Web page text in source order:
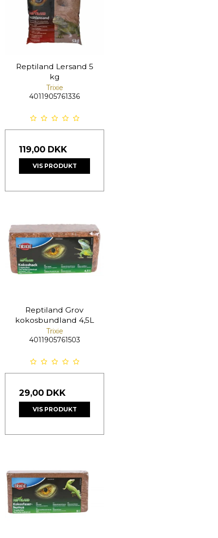
Reptiland Lersand 5
kg
Trixie
4011905761336
119,00 DKK
VIS PRODUKT
Reptiland Grov
kokosbundland 4,5L
Trixie
4011905761503
29,00 DKK
VIS PRODUKT